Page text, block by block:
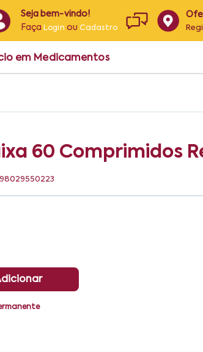
Seja bem-vindo!
Faça Login ouCadastro
em Medicamentos
60 Comprimidos